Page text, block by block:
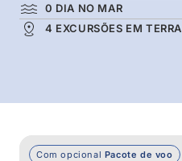
0 DIA NO MAR
4 EXCURSÕES EM TERRA
Com opcional Pacote de voo